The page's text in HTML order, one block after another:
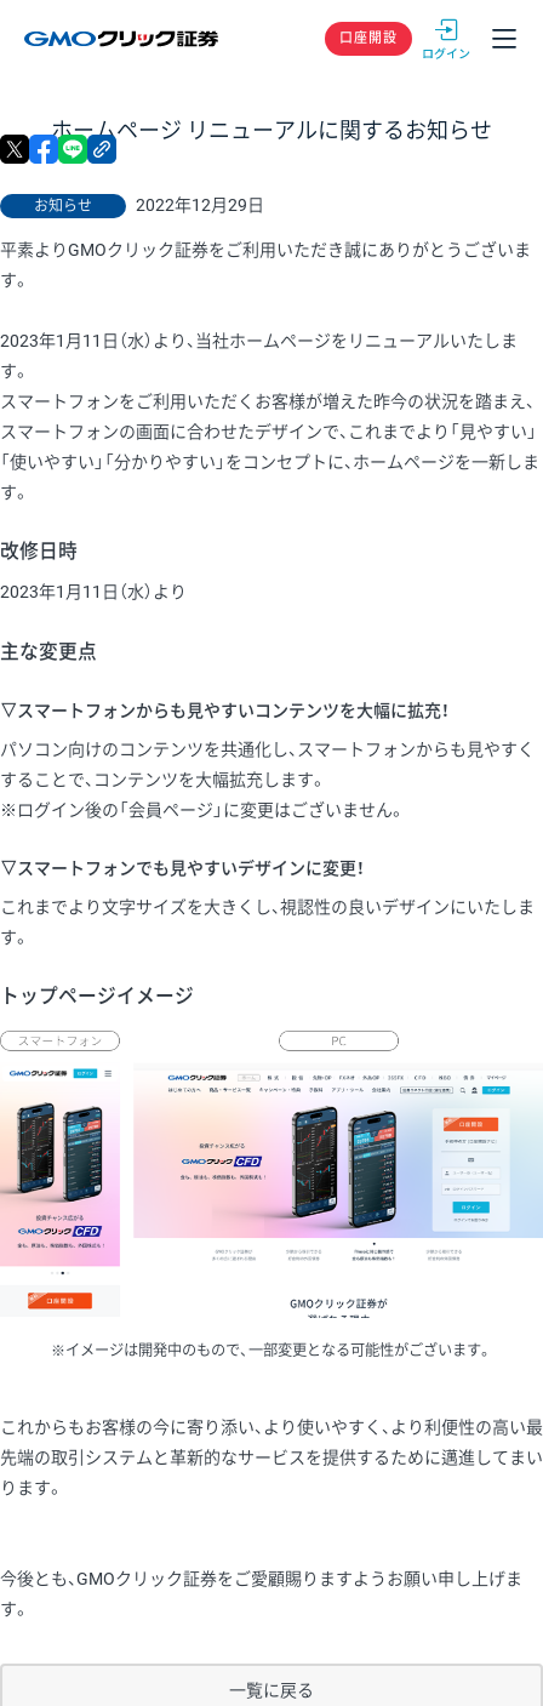
GMOクリック
口座開設
ホームページ リニューアルに関するお知らせ
お知らせ 2022年12月29日
X facebook
平素よりGMOクリック証券をご利用いただき誠にありがとうございま
す。
2023年1月11日（水）より、当社ホームページをリニューアルいたしま
す。
スマートフォンをご利用いただくお客様が増えた昨今の状況を踏まえ、
スマートフォンの画面に合わせたデザインで、これまでより「見やすい」
「使いやすい」「分かりやすい」をコンセプトに、ホームページを一新しま
す。
改修日時
2023年1月11日（水）より
主な変更点
▽スマートフォンからも見やすいコンテンツを大幅に拡充！
パソコン向けのコンテンツを共通化し、スマートフォンからも見やすく
することで、コンテンツを大幅拡充します。
※ログイン後の「会員ページ」に変更はございません。
▽スマートフォンでも見やすいデザインに変更！
これまでより文字サイズを大きくし、視認性の良いデザインにいたしま
す。
トップページイメージ
※イメージは開発中のもので、一部変更となる可能性がございます。
これからもお客様の今に寄り添い、より使いやすく、より利便性の高い最
先端の取引システムと革新的なサービスを提供するために邁進してまい
ります。
今後とも、GMOクリック証券をご愛顧賜りますようお願い申し上げま
す。
一覧に戻る